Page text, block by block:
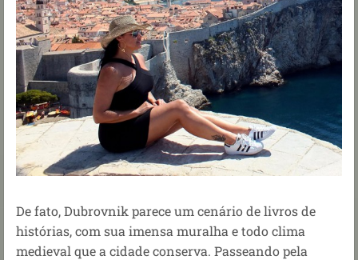
De fato, Dubrovnik parece um cenário de livros de
histórias, com sua imensa muralha e todo clima
medieval que a cidade conserva. Passeando pela